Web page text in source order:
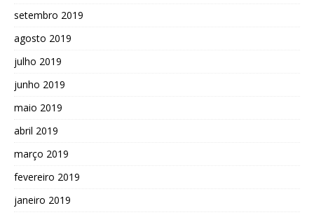
setembro 2019
agosto 2019
julho 2019
junho 2019
maio 2019
abril 2019
março 2019
fevereiro 2019
janeiro 2019